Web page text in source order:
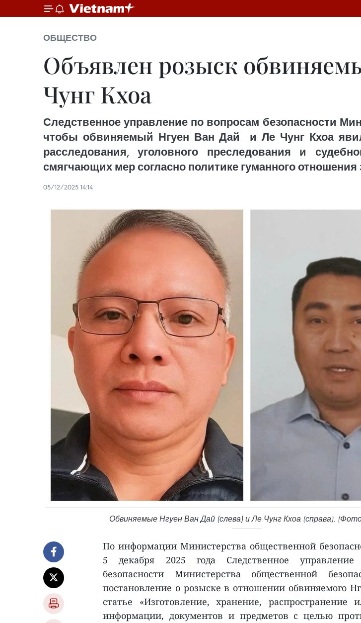
ОБЩЕСТВО
Объявлен розыск
Чунг Кхоа
Следственное управление по вопросам безопасности
чтобы обвиняемый Нгуен Ван Дай и Ле Чунг Кхоа
расследования, уголовного преследования и
смягчающих мер согласно политике гуманного отношения
05/12/2025 14:14
Обвиняемые Нгуен Ван Дай (слева) и Ле Чунг Кхоа (справа).
По информации Министерства общественной
5 декабря 2025 года Следственное
безопасности Министерства общественной
постановление о розыске в отношении обвиняемого
статье «Изготовление, хранение, распространение
информации, документов и предметов с целью